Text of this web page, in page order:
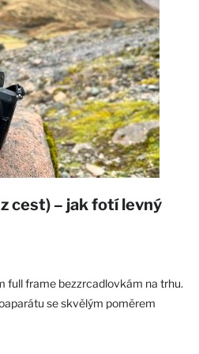
cest) – jak fotí levný
full frame bezzrcadlovkám na trhu.
se skvělým poměrem